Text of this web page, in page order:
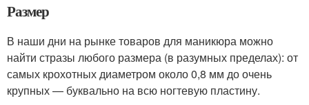
Размер
В наши дни на рынке товаров для маникюра можно
найти стразы любого размера (в разумных пределах): от
самых крохотных диаметром около 0,8 мм до очень
крупных — буквально на всю ногтевую пластину.